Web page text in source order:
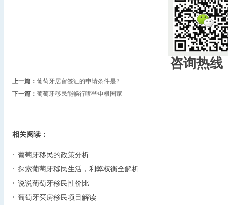
咨询热线
上一篇： 葡萄牙居留签证的申请条件是?
下一篇： 葡萄牙移民能畅行哪些申根国家
相关阅读：
葡萄牙移民的政策分析
探索葡萄牙移民生活，利弊权衡全解析
说说葡萄牙移民性价比
葡萄牙买房移民项目解读